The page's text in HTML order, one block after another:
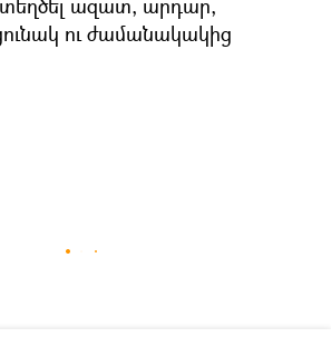
ազատ, արդար,
ու ժամանակակից